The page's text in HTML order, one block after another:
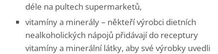
déle na pultech supermarketů,
vitamíny a minerály – někteří výrobci dietních
nealkoholických nápojů přidávají do receptury
vitamíny a minerální látky, aby své výrobky uvedli